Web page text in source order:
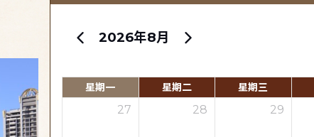
2026年8月
星期一 星期二 星期三
27 28 29